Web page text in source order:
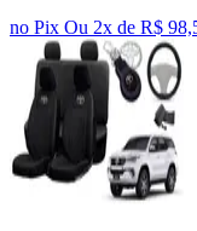
no Pix Ou 2x de R$